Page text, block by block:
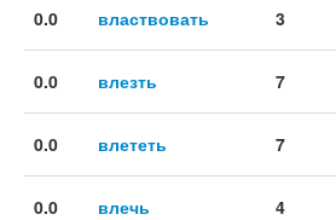
0.0 властвовать 3
0.0 влезть 7
0.0 влететь 7
0.0 влечь 4